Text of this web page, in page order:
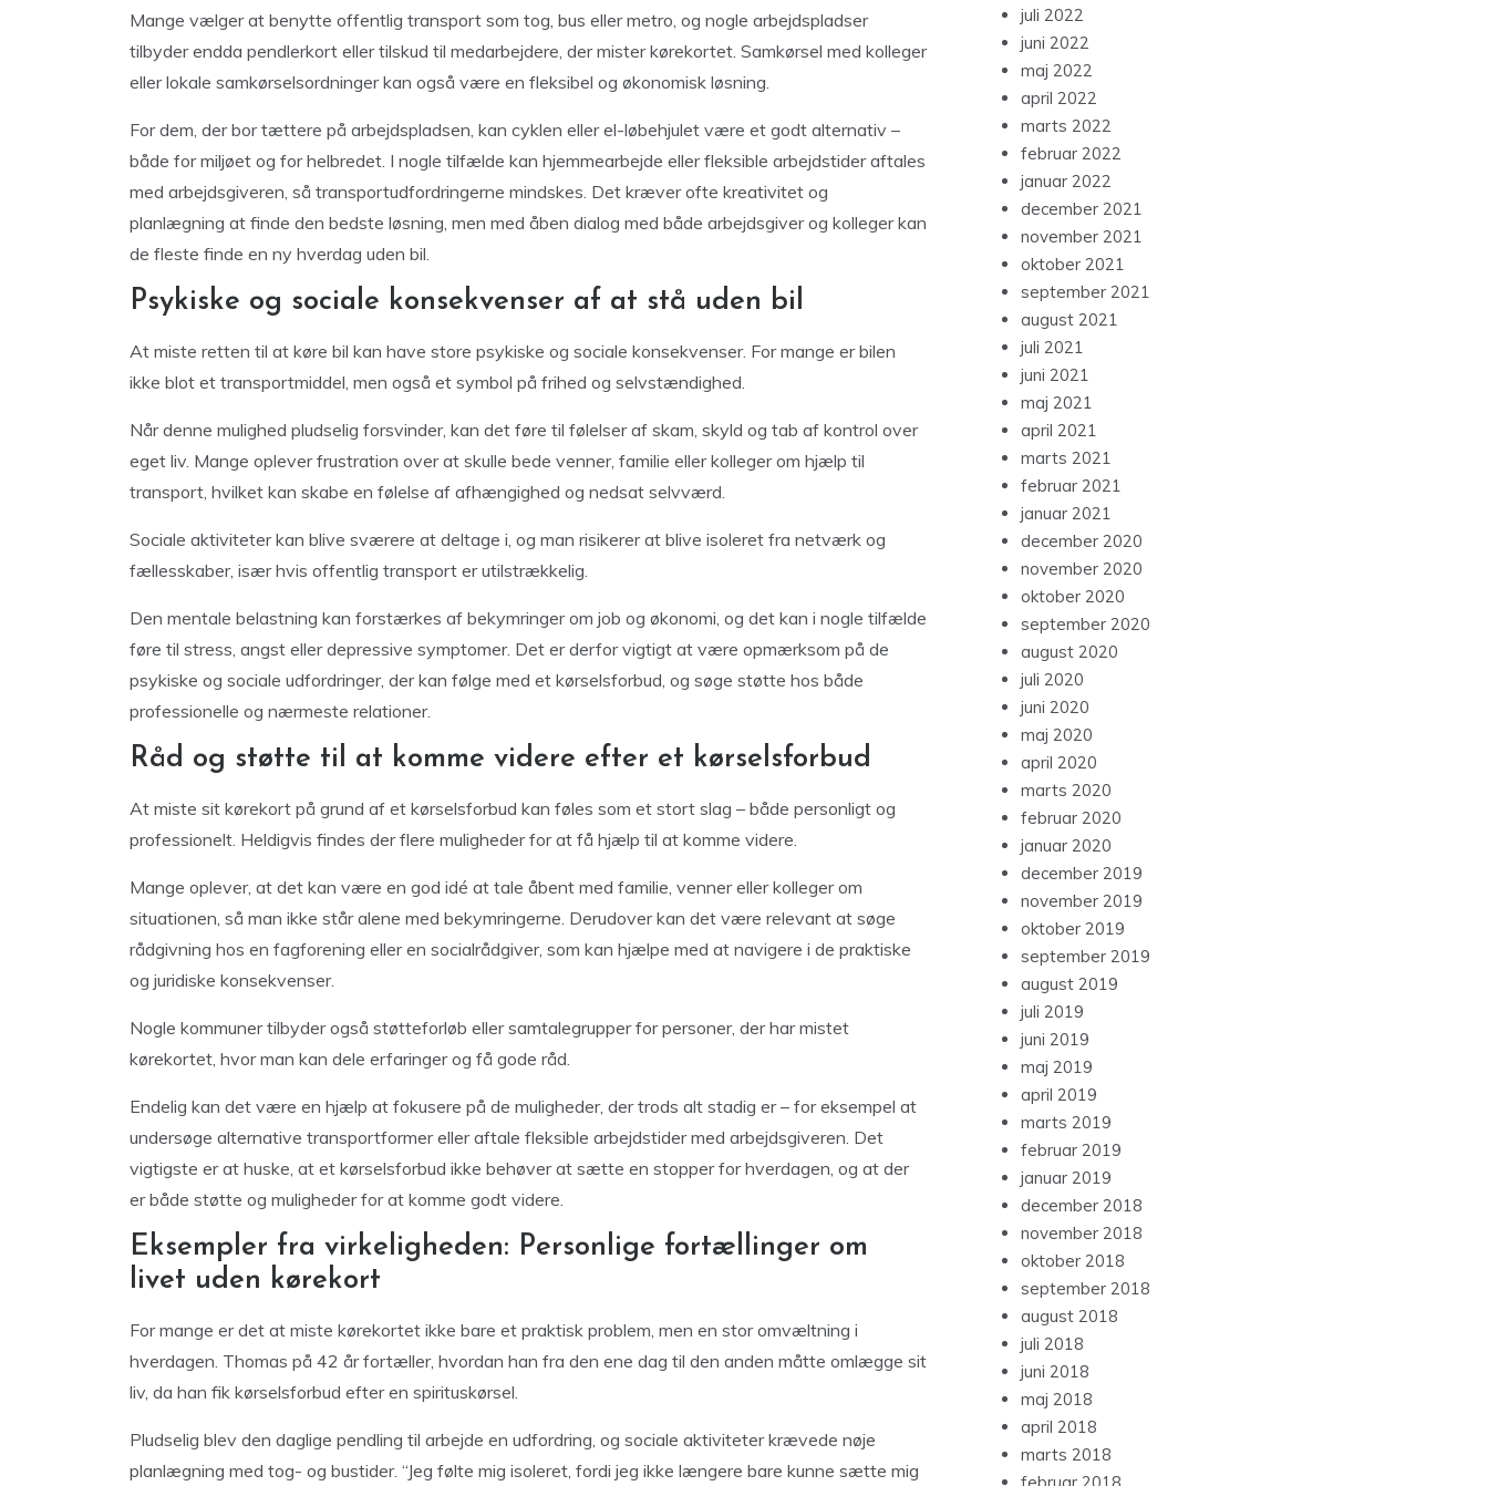
Mange vælger at benytte offentlig transport som tog, bus eller metro, og nogle arbejdspladser
tilbyder endda pendlerkort eller tilskud til medarbejdere, der mister kørekortet. Samkørsel med kolleger
eller lokale samkørselsordninger kan også være en fleksibel og økonomisk løsning.
For dem, der bor tættere på arbejdspladsen, kan cyklen eller el-løbehjulet være et godt alternativ –
både for miljøet og for helbredet. I nogle tilfælde kan hjemmearbejde eller fleksible arbejdstider aftales
med arbejdsgiveren, så transportudfordringerne mindskes. Det kræver ofte kreativitet og
planlægning at finde den bedste løsning, men med åben dialog med både arbejdsgiver og kolleger kan
de fleste finde en ny hverdag uden bil.
Psykiske og sociale konsekvenser af at stå uden bil
At miste retten til at køre bil kan have store psykiske og sociale konsekvenser. For mange er bilen
ikke blot et transportmiddel, men også et symbol på frihed og selvstændighed.
Når denne mulighed pludselig forsvinder, kan det føre til følelser af skam, skyld og tab af kontrol over
eget liv. Mange oplever frustration over at skulle bede venner, familie eller kolleger om hjælp til
transport, hvilket kan skabe en følelse af afhængighed og nedsat selvværd.
Sociale aktiviteter kan blive sværere at deltage i, og man risikerer at blive isoleret fra netværk og
fællesskaber, især hvis offentlig transport er utilstrækkelig.
Den mentale belastning kan forstærkes af bekymringer om job og økonomi, og det kan i nogle tilfælde
føre til stress, angst eller depressive symptomer. Det er derfor vigtigt at være opmærksom på de
psykiske og sociale udfordringer, der kan følge med et kørselsforbud, og søge støtte hos både
professionelle og nærmeste relationer.
Råd og støtte til at komme videre efter et kørselsforbud
At miste sit kørekort på grund af et kørselsforbud kan føles som et stort slag – både personligt og
professionelt. Heldigvis findes der flere muligheder for at få hjælp til at komme videre.
Mange oplever, at det kan være en god idé at tale åbent med familie, venner eller kolleger om
situationen, så man ikke står alene med bekymringerne. Derudover kan det være relevant at søge
rådgivning hos en fagforening eller en socialrådgiver, som kan hjælpe med at navigere i de praktiske
og juridiske konsekvenser.
Nogle kommuner tilbyder også støtteforløb eller samtalegrupper for personer, der har mistet
kørekortet, hvor man kan dele erfaringer og få gode råd.
Endelig kan det være en hjælp at fokusere på de muligheder, der trods alt stadig er – for eksempel at
undersøge alternative transportformer eller aftale fleksible arbejdstider med arbejdsgiveren. Det
vigtigste er at huske, at et kørselsforbud ikke behøver at sætte en stopper for hverdagen, og at der
er både støtte og muligheder for at komme godt videre.
Eksempler fra virkeligheden: Personlige fortællinger om
livet uden kørekort
For mange er det at miste kørekortet ikke bare et praktisk problem, men en stor omvæltning i
hverdagen. Thomas på 42 år fortæller, hvordan han fra den ene dag til den anden måtte omlægge sit
liv, da han fik kørselsforbud efter en spirituskørsel.
Pludselig blev den daglige pendling til arbejde en udfordring, og sociale aktiviteter krævede nøje
planlægning med tog- og bustider. “Jeg følte mig isoleret, fordi jeg ikke længere bare kunne sætte mig
juli 2022
juni 2022
maj 2022
april 2022
marts 2022
februar 2022
januar 2022
december 2021
november 2021
oktober 2021
september 2021
august 2021
juli 2021
juni 2021
maj 2021
april 2021
marts 2021
februar 2021
januar 2021
december 2020
november 2020
oktober 2020
september 2020
august 2020
juli 2020
juni 2020
maj 2020
april 2020
marts 2020
februar 2020
januar 2020
december 2019
november 2019
oktober 2019
september 2019
august 2019
juli 2019
juni 2019
maj 2019
april 2019
marts 2019
februar 2019
januar 2019
december 2018
november 2018
oktober 2018
september 2018
august 2018
juli 2018
juni 2018
maj 2018
april 2018
marts 2018